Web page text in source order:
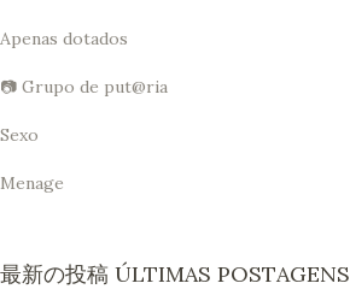
Apenas dotados
📷 Grupo de put@ria
Sexo
Menage
最新の投稿 ÚLTIMAS POSTAGENS